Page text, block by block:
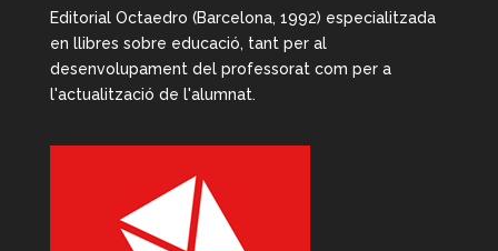
Editorial Octaedro (Barcelona, 1992) especialitzada
en llibres sobre educació, tant per al
desenvolupament del professorat com per a
l'actualització de l'alumnat.